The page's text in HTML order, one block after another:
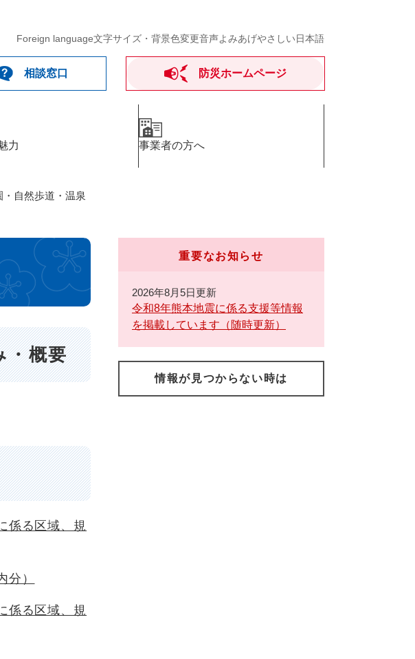
Foreign language文字サイズ・背景色変更音声よみあげやさしい日本語
相談窓口 防災ホームページ
力 事業者の方へ
・自然歩道・温泉
・概要
係る区域、規
）
係る区域、規
重要なお知らせ
2026年8月5日更新
令和8年熊本地震に係る支援等情報
を掲載しています（随時更新）
情報が見つからない時は